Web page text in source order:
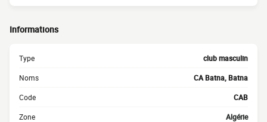
Informations
Type club masculin
Noms CA Batna, Batna
Code CAB
Zone Algérie